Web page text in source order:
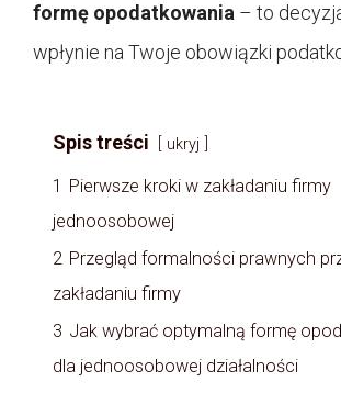
formę opodatkowania – to
wpłynie na Twoje obowiązki
Spis treści ukryj
1
Pierwsze kroki w zakładaniu firmy
jednoosobowej
2 Przegląd formalności prawnych
zakładaniu firmy
3 Jak wybrać optymalną formę
dla jednoosobowej działalności